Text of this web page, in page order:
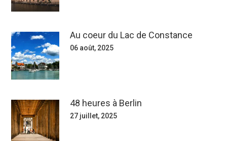
Au coeur du Lac de Constance
06 août, 2025
48 heures à Berlin
27 juillet, 2025